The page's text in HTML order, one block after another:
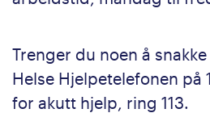
Trenger du noen å
Helse Hjelpetelefonen på
for akutt hjelp, ring 113.